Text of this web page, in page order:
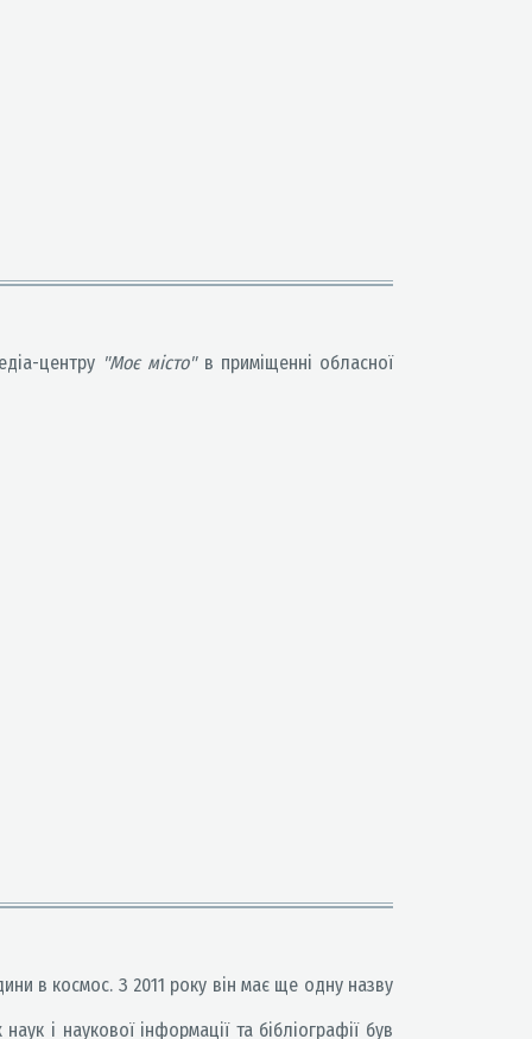
центру "Моє місто"в приміщенні обласної
в космос. З 2011 року він має ще одну назву
і наукової інформації та бібліографії був